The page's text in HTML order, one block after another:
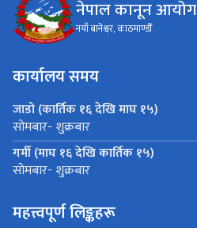
नेपाल कानून आयोग
नयाँ बानेश्वर, काठमाण्डौँ
कार्यालय समय
जाडो (कार्तिक १६ देखि माघ १५)
सोमबार- शुक्रबार
गर्मी (माघ १६ देखि कार्तिक १५)
सोमबार- शुक्रबार
महत्त्वपूर्ण लिङ्कहरू